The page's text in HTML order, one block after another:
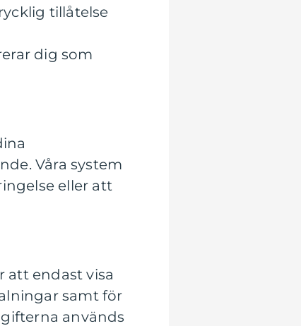
tillåtelse
dig som
Våra system
eller att
att endast visa
samt för
används